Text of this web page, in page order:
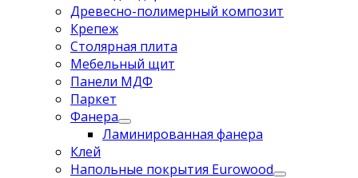
Древесно-полимерный композит
Крепеж
Столярная плита
Мебельный щит
Панели МДФ
Паркет
Фанера
Ламинированная фанера
Клей
Напольные покрытия Eurowood